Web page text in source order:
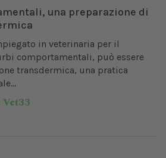
una preparazione di
in veterinaria per il
comportamentali, può essere
transdermica, una pratica